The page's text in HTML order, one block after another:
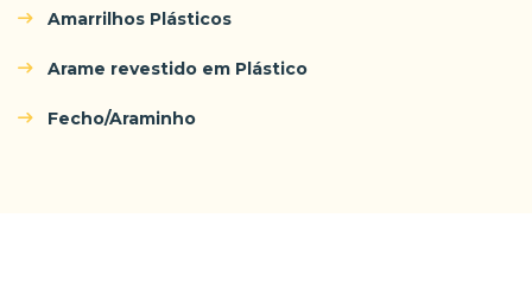
Amarrilhos Plásticos
Arame revestido em Plástico
Fecho/Araminho